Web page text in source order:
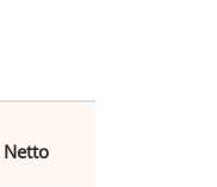
Netto